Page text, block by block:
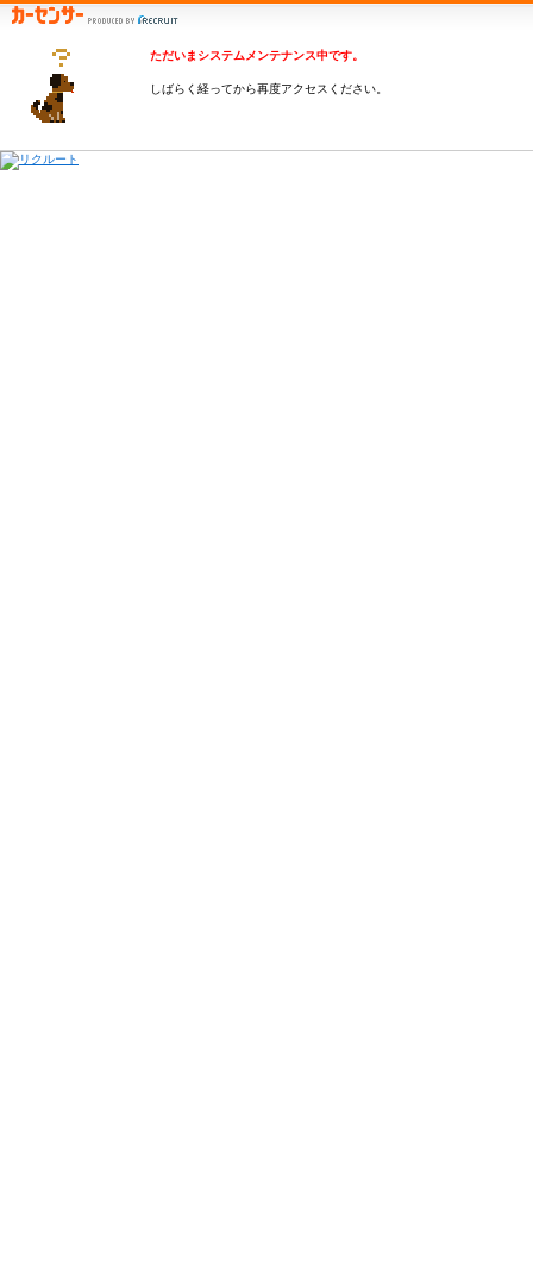
ただいまシステムメンテナンス中です。
しばらく経ってから再度アクセスください。